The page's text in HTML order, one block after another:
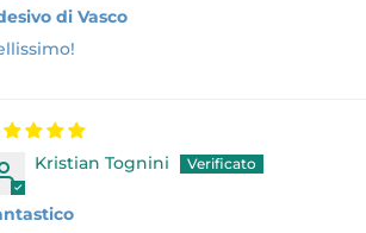
di Vasco
Kristian Tognini